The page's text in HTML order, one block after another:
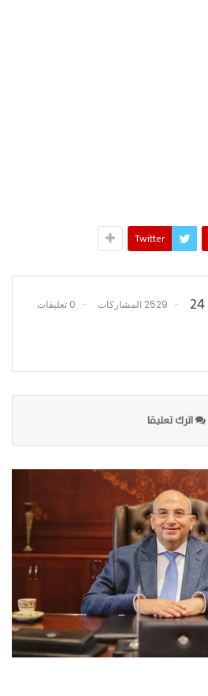
Twitter
2529 المشاركات 0 تعليقات
اترك تعليقا